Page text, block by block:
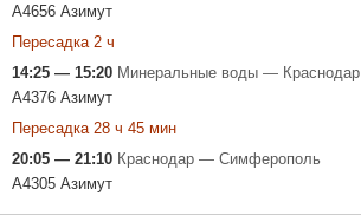
A4656 Азимут
Пересадка 2 ч
14:25 — 15:20 Минеральные воды — Краснодар
A4376 Азимут
Пересадка 28 ч 45 мин
20:05 — 21:10 Краснодар — Симферополь
A4305 Азимут